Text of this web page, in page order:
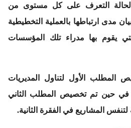
التعرف على كل مستوى من
مدى ارتباطها بالعملية التخطيطية
يقوم بها مدراء تلك المؤسسات
المطلب الأول لتناول المديريات
في حين تم تخصيص المطلب الثاني
لتنفس المشاريع في الفقرة الثانية.